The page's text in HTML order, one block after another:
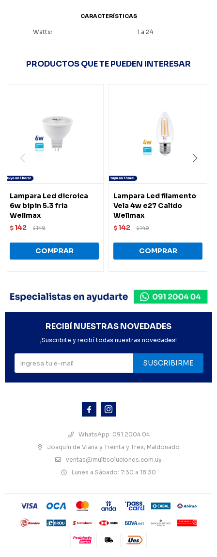
CARACTERÍSTICAS
Watts 1 a 24
PRODUCTOS QUE TE PUEDEN INTERESAR
Lampara Led dicroica
6w bipin 5.3 fria
Wellmax
$ 142 $149
Lampara Led filamento
Vela 4w e27 Calido
Wellmax
$ 142 $149
 
WhatsApp: 091 2004 04
Joaquín de Viana y Treinta y Tres, Maldonado
ventas@multisoluciones.com.uy
Lunes a Sábado: 7:30 a 18:30
RECIBÍ NUESTRAS NOVEDADES
¡Suscribite y recibí todas nuestras novedades!
SUSCRIBIRME